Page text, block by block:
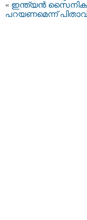
« ഇന്ത്യൻ സൈനികനെ
പറയണമെന്ന് പിതാവ്